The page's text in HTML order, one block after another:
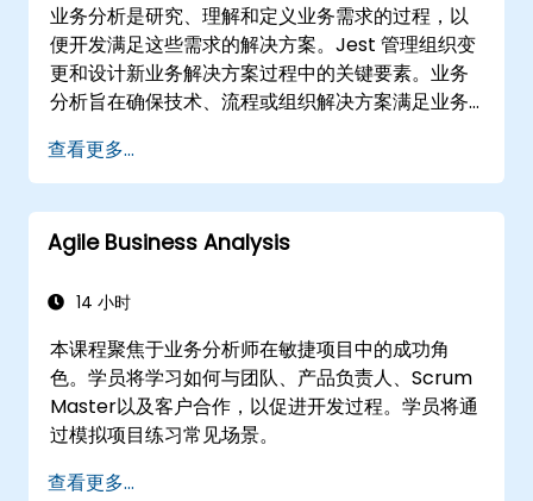
业务分析是研究、理解和定义业务需求的过程，以
便开发满足这些需求的解决方案。Jest 管理组织变
更和设计新业务解决方案过程中的关键要素。业务
分析旨在确保技术、流程或组织解决方案满足业务
可行并完全满足业务需求，确保项目有效性和组织
变革的关键因素。
查看更多...
Agile Business Analysis
14 小时
本课程聚焦于业务分析师在敏捷项目中的成功角
色。学员将学习如何与团队、产品负责人、Scrum
Master以及客户合作，以促进开发过程。学员将通
过模拟项目练习常见场景。
查看更多...